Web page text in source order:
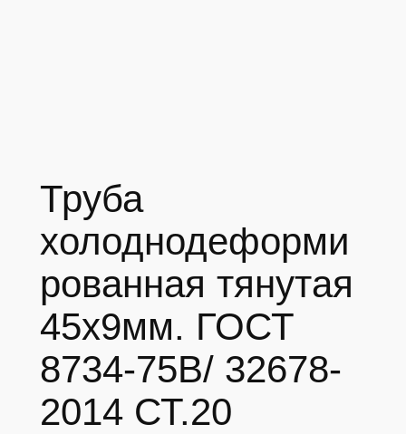
Труба
холоднодеформи
рованная тянутая
45х9мм. ГОСТ
8734-75В/ 32678-
2014 СТ.20